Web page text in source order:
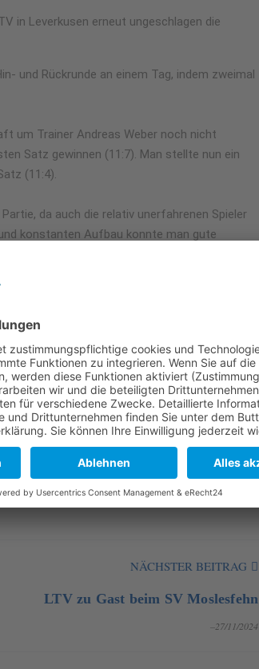
in Leverkusen erneut ungeschlagen die
und Rückrunde an einem Tag, indem zweimal
um Trainer Andreas Weber noch nicht
Satz gewinnen (11:7). Man stellte nun ein
(11:4).
da auch die relativ unerfahrenen Spieler
konstanten Aufbau konnte man gute
zum Rheinischen Meister der
Srivignesh Karthikeyan und Paul Kloster
NÄCHSTER BEITRAG
LTV zu Gast beim SV Moslesfehn
–27/11/2024